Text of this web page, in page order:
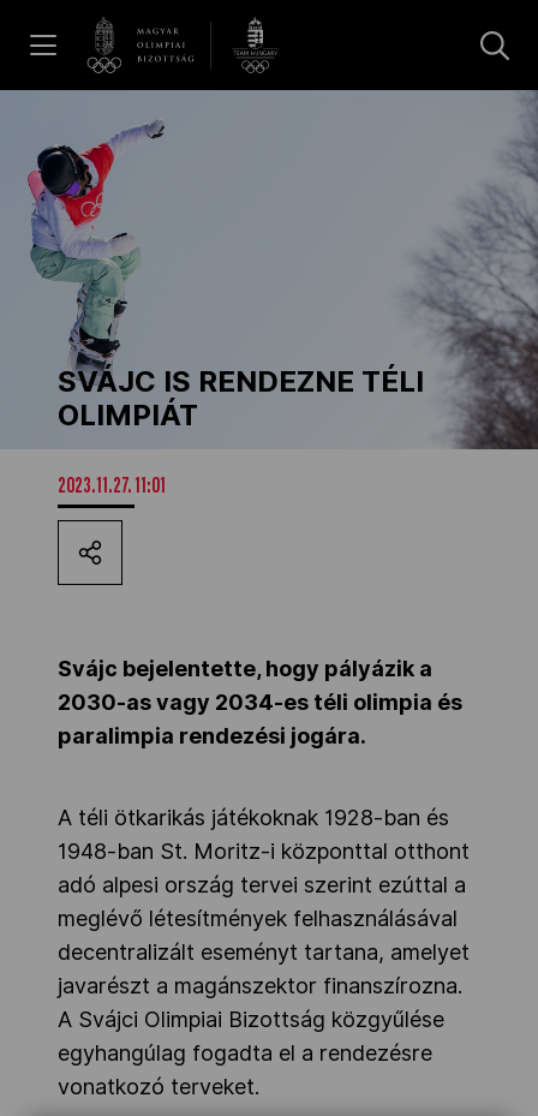
Hírek
Galéria
Dakar 2026
Los Angeles 2028
MOB
Kettőskarrier-program
NOB
Társszervezetek
OVEP
Adatbank
SVÁJC IS RENDEZNE TÉLI
OLIMPIÁT
2023.11.27. 11:01
Svájc bejelentette, hogy pályázik a
2030-as vagy 2034-es téli olimpia és
paralimpia rendezési jogára.
A téli ötkarikás játékoknak 1928-ban és
1948-ban St. Moritz-i központtal otthont
adó alpesi ország tervei szerint ezúttal a
meglévő létesítmények felhasználásával
decentralizált eseményt tartana, amelyet
javarészt a magánszektor finanszírozna.
A Svájci Olimpiai Bizottság közgyűlése
egyhangúlag fogadta el a rendezésre
vonatkozó terveket.